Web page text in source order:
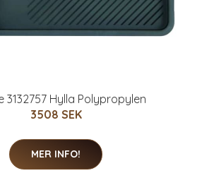
3132757 Hylla Polypropylen
3508 SEK
MER INFO!